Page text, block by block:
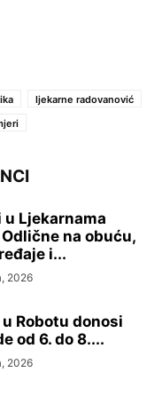
ljekarne radovanović
Ljekarnama
na obuću,
i...
2026
Robotu donosi
od 6. do 8....
2026